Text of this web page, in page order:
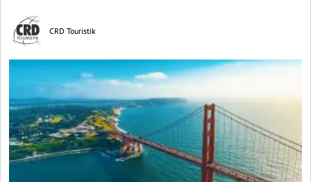
CRD Touristik